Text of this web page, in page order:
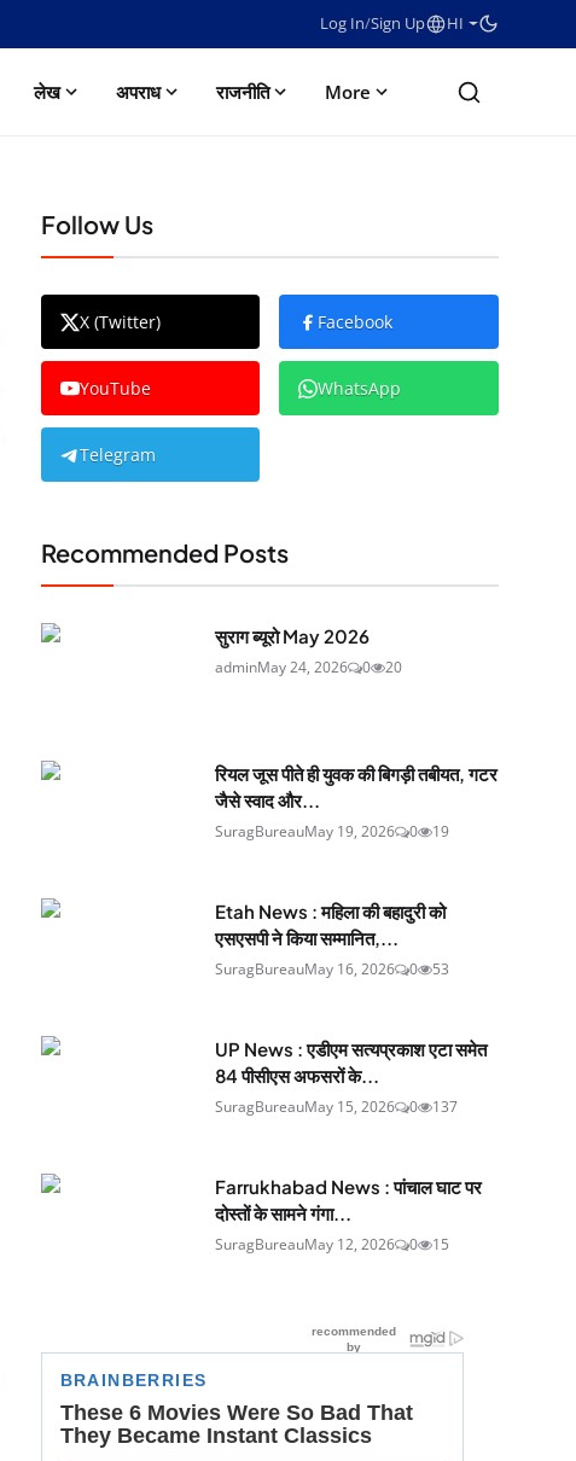
Log In/Sign Up HI
लेख अपराध राजनीति More
Follow Us
X (Twitter) Facebook
YouTube WhatsApp
Telegram
Recommended Posts
सुराग ब्यूरो May 2026
adminMay 24, 2026 0 20
रियल जूस पीते ही युवक की बिगड़ी तबीयत, गटर
जैसे स्वाद और...
SuragBureauMay 19, 2026 0 19
Etah News : महिला की बहादुरी को
एसएसपी ने किया सम्मानित,...
SuragBureauMay 16, 2026 0 53
UP News : एडीएम सत्यप्रकाश एटा समेत
84 पीसीएस अफसरों के...
SuragBureauMay 15, 2026 0 137
Farrukhabad News : पांचाल घाट पर
दोस्तों के सामने गंगा...
SuragBureauMay 12, 2026 0 15